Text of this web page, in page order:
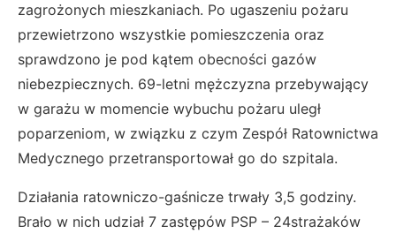
zagrożonych mieszkaniach. Po ugaszeniu pożaru
przewietrzono wszystkie pomieszczenia oraz
sprawdzono je pod kątem obecności gazów
niebezpiecznych. 69-letni mężczyzna przebywający
w garażu w momencie wybuchu pożaru uległ
poparzeniom, w związku z czym Zespół Ratownictwa
Medycznego przetransportował go do szpitala.
Działania ratowniczo-gaśnicze trwały 3,5 godziny.
Brało w nich udział 7 zastępów PSP – 24strażaków